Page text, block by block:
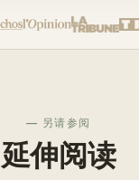
— 另请参阅
延伸阅读